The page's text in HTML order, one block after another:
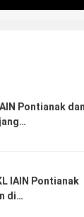
Pontianak dan
IAIN Pontianak
di…